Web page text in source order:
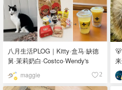
八月生活PLOG｜Kitty·盒马·缺德
舅·茉莉奶白·Costco·Wendy's
maggie 2